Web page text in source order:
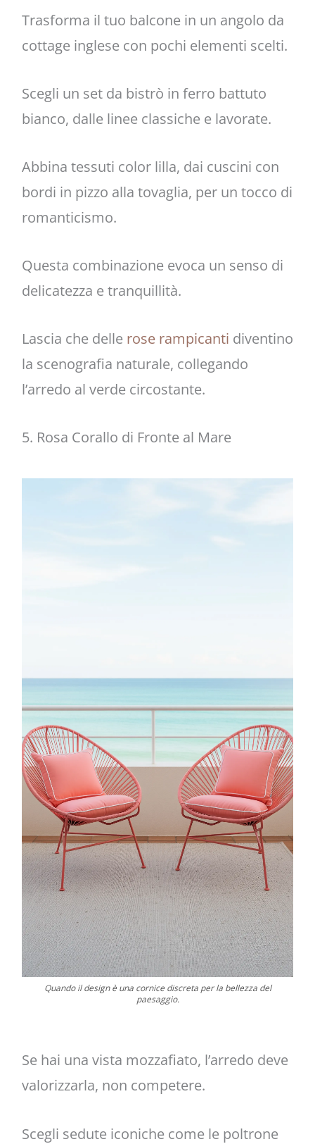
Trasforma il tuo balcone in un angolo da
cottage inglese con pochi elementi scelti.
Scegli un set da bistrò in ferro battuto
bianco, dalle linee classiche e lavorate.
Abbina tessuti color lilla, dai cuscini con
bordi in pizzo alla tovaglia, per un tocco di
romanticismo.
Questa combinazione evoca un senso di
delicatezza e tranquillità.
Lascia che delle rose rampicanti diventino
la scenografia naturale, collegando
l’arredo al verde circostante.
5. Rosa Corallo di Fronte al Mare
Quando il design è una cornice discreta per la bellezza del
paesaggio.
Se hai una vista mozzafiato, l’arredo deve
valorizzarla, non competere.
Scegli sedute iconiche come le poltrone